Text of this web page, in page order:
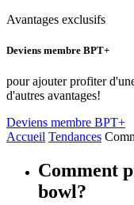
Avantages exclusifs
Deviens membre BPT+
pour ajouter profiter
d'autres avantages!
Deviens membre BPT+
Accueil Tendances
Comment
bowl?